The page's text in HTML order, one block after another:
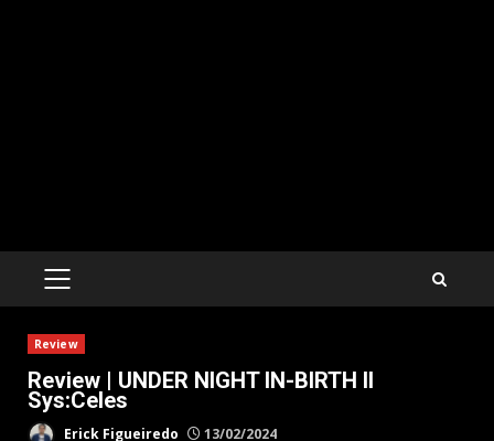
PRIMARY
Review
Review | UNDER NIGHT IN-BIRTH II
Sys:Celes
Erick Figueiredo 13/02/2024